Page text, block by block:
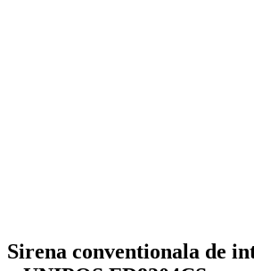
Sirena conventionala de